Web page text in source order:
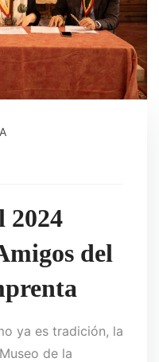
2024
del
ya es tradición, la
de la